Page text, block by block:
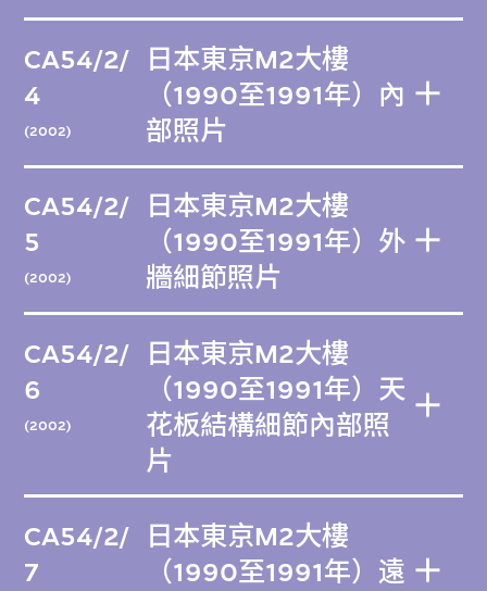
CA54/2/
4
(2002)
日本東京M2大樓
（1990至1991年）內
部照片
CA54/2/
5
(2002)
日本東京M2大樓
（1990至1991年）外
牆細節照片
CA54/2/
6
(2002)
日本東京M2大樓
（1990至1991年）天
花板結構細節內部照
片
CA54/2/
7
日本東京M2大樓
（1990至1991年）遠